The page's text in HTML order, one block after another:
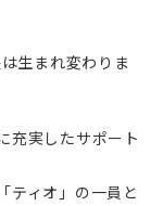
生まれ変わりま
充実したサポート
ティオ」の一員と